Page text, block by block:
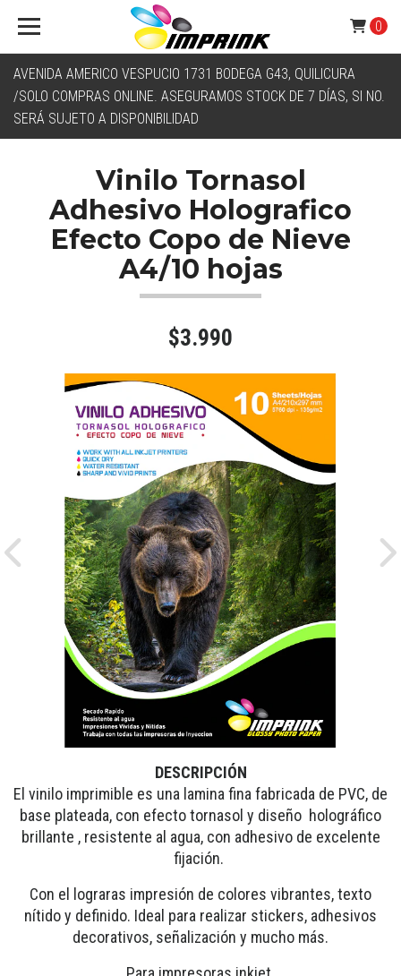
AVENIDA AMERICO VESPUCIO 1731 BODEGA G43, QUILICURA
/SOLO COMPRAS ONLINE. ASEGURAMOS STOCK DE 7 DÍAS, SI NO.
SERÁ SUJETO A DISPONIBILIDAD
0
Vinilo Tornasol
Adhesivo Holografico
Efecto Copo de Nieve
A4/10 hojas
$3.990
Previous
DESCRIPCIÓN
El vinilo imprimible es una lamina fina fabricada de PVC, de
base plateada, con efecto tornasol y diseño holográfico
brillante , resistente al agua, con adhesivo de excelente
fijación.
Con el lograras impresión de colores vibrantes, texto
nítido y definido. Ideal para realizar stickers, adhesivos
decorativos, señalización y mucho más.